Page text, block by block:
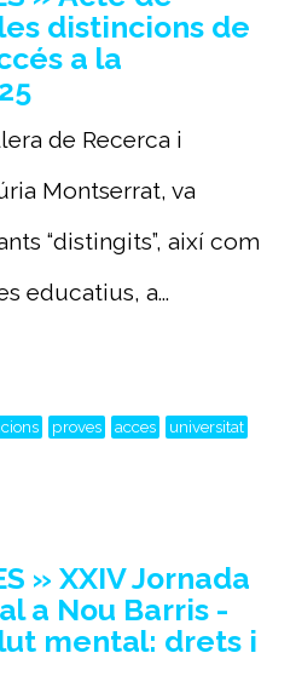
distincions de
a la
de Recerca i
Montserrat, va
“distingits”, així com
educatius, a...
proves acces universitat
» XXIV Jornada
a Nou Barris -
mental: drets i